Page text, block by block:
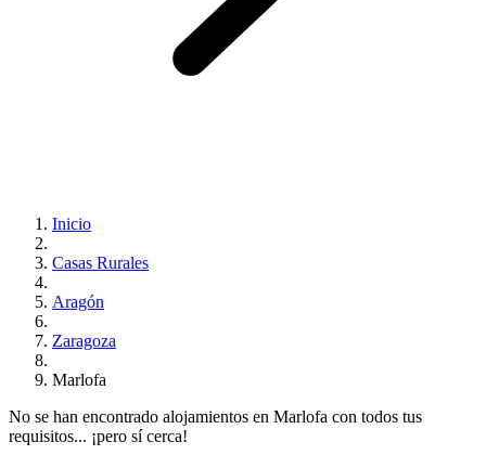
Inicio
Casas Rurales
Aragón
Zaragoza
Marlofa
No se han encontrado alojamientos en Marlofa con todos tus
requisitos... ¡pero sí cerca!